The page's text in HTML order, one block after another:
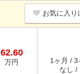
お気に入り
62.60
万円
1ヶ月 / 3
なし /